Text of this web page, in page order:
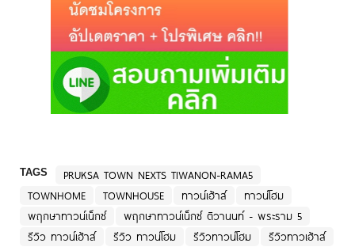
TAGS
PRUKSA TOWN NEXTS TIWANON-RAMA5
TOWNHOME
TOWNHOUSE ทาวน์เฮ้าส์
ทาวน์โฮม
พฤกษาทาวน์เน็กซ์
พฤกษาทาวน์เน็กซ์ ติวานนท์ - พระราม 5
รีวิว ทาวน์เฮ้าส์
รีวิว ทาวน์โฮม รีวิวทาวน์โฮม รีวิวทาวเฮ้าส์